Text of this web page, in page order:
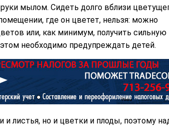
мылом. Сидеть долго вблизи
где он цветет, нельзя: можно
или, как минимум, получить сильную
необходимо предупреждать детей.
и листья, но и цветки и плоды, поэтому